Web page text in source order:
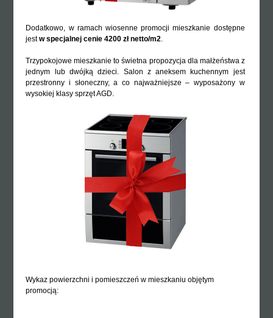
Dodatkowo, w ramach wiosenne promocji mieszkanie dostępne
jestw specjalnej cenie 4200 zł netto/m2.
Trzypokojowe mieszkanie to świetna propozycja dla małżeństwa z
jednym lub dwójką dzieci. Salon z aneksem kuchennym jest
przestronny i słoneczny, a co najważniejsze – wyposażony w
wysokiej klasy sprzęt AGD.
Wykaz powierzchni i pomieszczeń w mieszkaniu objętym
promocją: